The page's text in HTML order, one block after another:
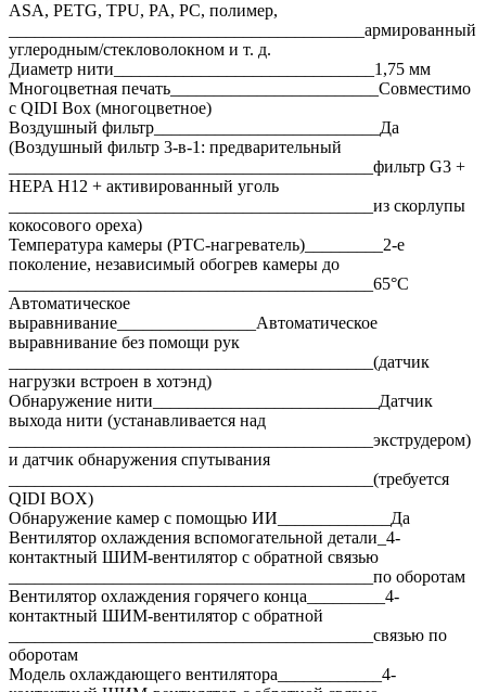
ASA, PETG, TPU, PA, PC, полимер,
_________________________________________армированный
углеродным/стекловолокном и т. д.
Диаметр нити______________________________1,75 мм
Многоцветная печать________________________Совместимо
с QIDI Box (многоцветное)
Воздушный фильтр__________________________Да
(Воздушный фильтр 3-в-1: предварительный
__________________________________________фильтр G3 +
HEPA H12 + активированный уголь
__________________________________________из скорлупы
кокосового ореха)
Температура камеры (PTC-нагреватель)_________2-е
поколение, независимый обогрев камеры до
__________________________________________65°C
Автоматическое
выравнивание________________Автоматическое
выравнивание без помощи рук
__________________________________________(датчик
нагрузки встроен в хотэнд)
Обнаружение нити__________________________Датчик
выхода нити (устанавливается над
__________________________________________экструдером)
и датчик обнаружения спутывания
__________________________________________(требуется
QIDI BOX)
Обнаружение камер с помощью ИИ_____________Да
Вентилятор охлаждения вспомогательной детали_4-
контактный ШИМ-вентилятор с обратной связью
__________________________________________по оборотам
Вентилятор охлаждения горячего конца_________4-
контактный ШИМ-вентилятор с обратной
__________________________________________связью по
оборотам
Модель охлаждающего вентилятора____________4-